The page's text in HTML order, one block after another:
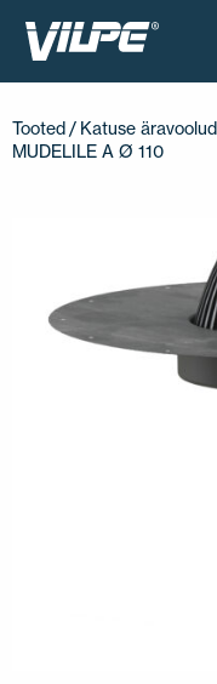
AKTUAALNE
VÕTA MEIEGA
Tooted / Katuse äravoolud
MUDELILE A Ø 110